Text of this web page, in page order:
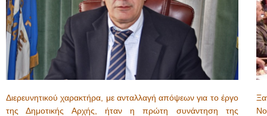
Διερευνητικού χαρακτήρα, με ανταλλαγή απόψεων για το έργο
της Δημοτικής Αρχής, ήταν η πρώτη συνάντηση της